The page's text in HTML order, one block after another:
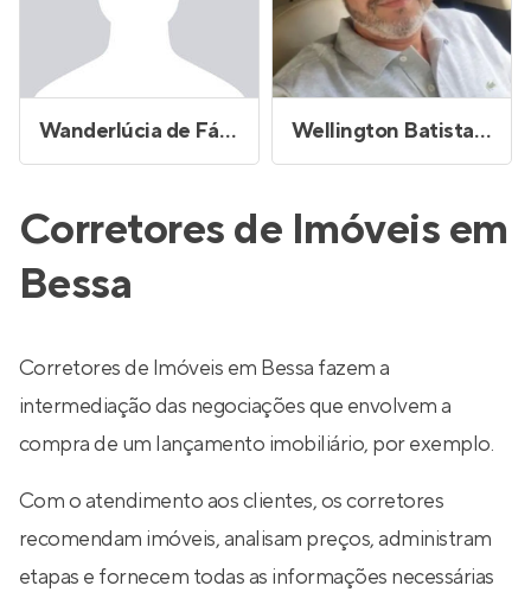
Wanderlúcia de Fátima Brito Bezerra Wellington Batista de Farias
Corretores de Imóveis em
Bessa
Corretores de Imóveis em Bessa fazem a
intermediação das negociações que envolvem a
compra de um lançamento imobiliário, por exemplo.
Com o atendimento aos clientes, os corretores
recomendam imóveis, analisam preços, administram
etapas e fornecem todas as informações necessárias